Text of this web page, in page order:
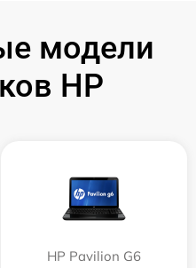
модели
HP
HP Pavilion G6